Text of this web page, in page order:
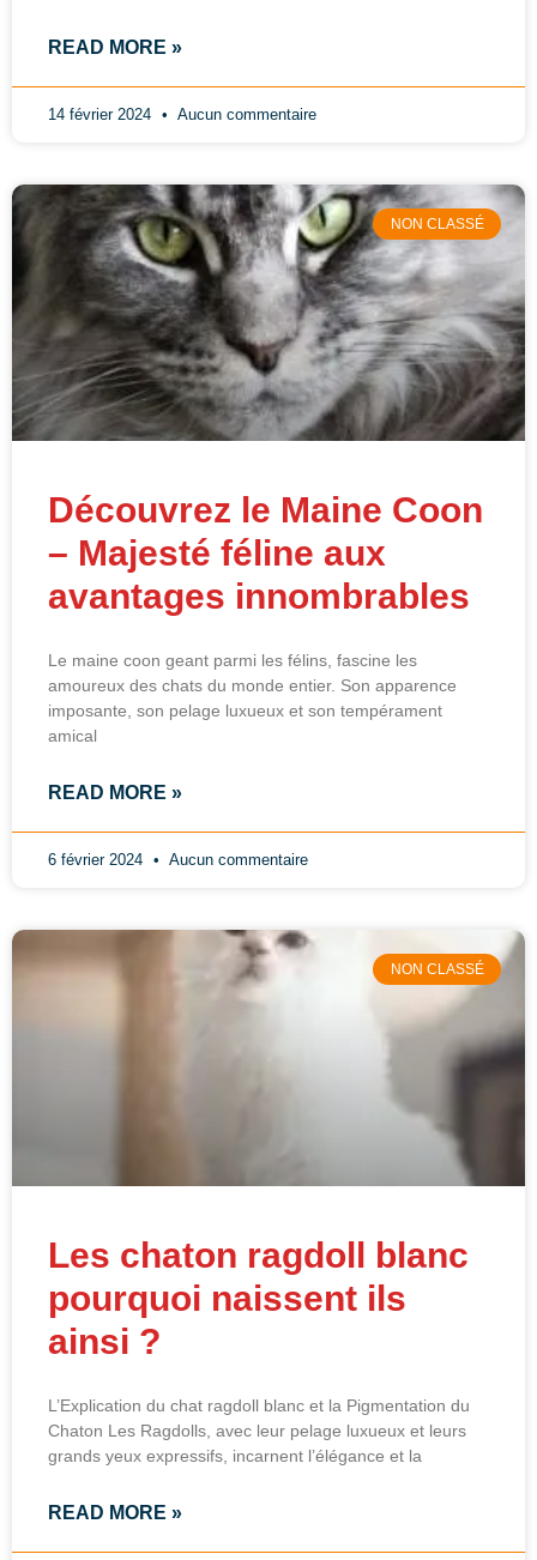
READ MORE »
14 février 2024 Aucun commentaire
NON CLASSÉ
Découvrez le Maine Coon
– Majesté féline aux
avantages innombrables
Le maine coon geant parmi les félins, fascine les
amoureux des chats du monde entier. Son apparence
imposante, son pelage luxueux et son tempérament
amical
READ MORE »
6 février 2024 Aucun commentaire
NON CLASSÉ
Les chaton ragdoll blanc
pourquoi naissent ils
ainsi ?
L’Explication du chat ragdoll blanc et la Pigmentation du
Chaton Les Ragdolls, avec leur pelage luxueux et leurs
grands yeux expressifs, incarnent l’élégance et la
READ MORE »